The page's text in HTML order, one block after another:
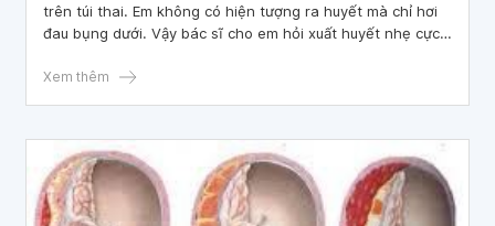
trên túi thai. Em không có hiện tượng ra huyết mà chỉ hơi
đau bụng dưới. Vậy bác sĩ cho em hỏi xuất huyết nhẹ cực
Xem thêm